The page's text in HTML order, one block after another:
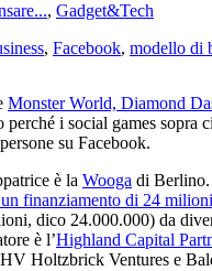
, Gadget&Tech
, Facebook, modello di
Monster World, Diamond
perché i social games sopra
su Facebook.
è la Wooga di Berlino.
un finanziamento di 24
dico 24.000.000) da
è l’Highland Capital
Holtzbrick Ventures e